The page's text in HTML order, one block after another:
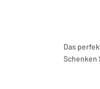
Das
Schenken